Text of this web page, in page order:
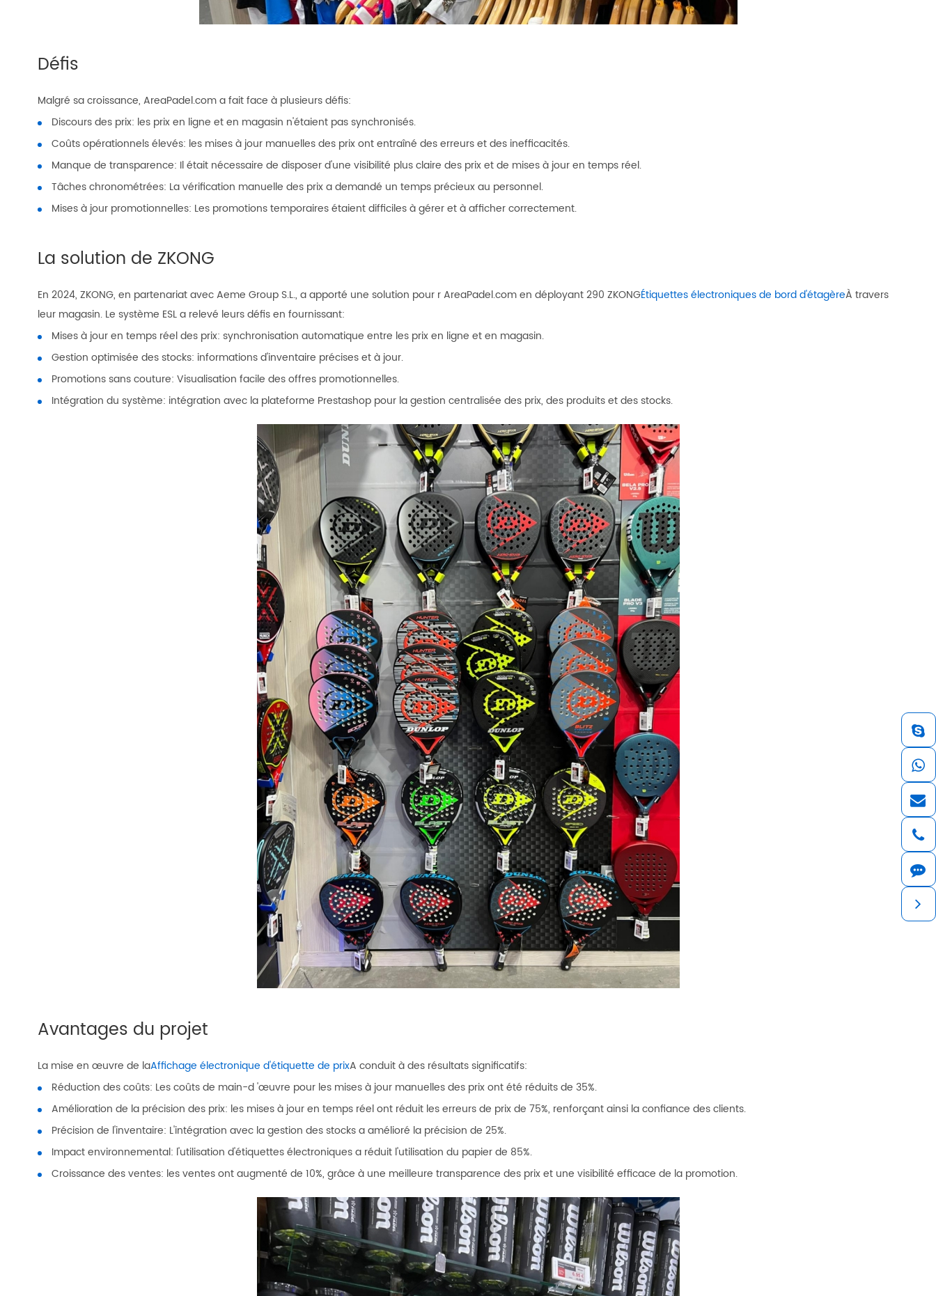
Défis
Malgré sa croissance, AreaPadel.com a fait face à plusieurs défis:
Discours des prix: les prix en ligne et en magasin n'étaient pas synchronisés.
Coûts opérationnels élevés: les mises à jour manuelles des prix ont entraîné des erreurs et des inefficacités.
Manque de transparence: Il était nécessaire de disposer d'une visibilité plus claire des prix et de mises à jour en temps réel.
Tâches chronométrées: La vérification manuelle des prix a demandé un temps précieux au personnel.
Mises à jour promotionnelles: Les promotions temporaires étaient difficiles à gérer et à afficher correctement.
La solution de ZKONG
En 2024, ZKONG, en partenariat avec Aeme Group S.L., a apporté une solution pour r AreaPadel.com en déployant 290 ZKONGÉtiquettes électroniques de bord d'étagèreÀ travers
leur magasin. Le système ESL a relevé leurs défis en fournissant:
Mises à jour en temps réel des prix: synchronisation automatique entre les prix en ligne et en magasin.
Gestion optimisée des stocks: informations d'inventaire précises et à jour.
Promotions sans couture: Visualisation facile des offres promotionnelles.
Intégration du système: intégration avec la plateforme Prestashop pour la gestion centralisée des prix, des produits et des stocks.
Avantages du projet
La mise en œuvre de laAffichage électronique d'étiquette de prixA conduit à des résultats significatifs:
Réduction des coûts: Les coûts de main-d 'œuvre pour les mises à jour manuelles des prix ont été réduits de 35%.
Amélioration de la précision des prix: les mises à jour en temps réel ont réduit les erreurs de prix de 75%, renforçant ainsi la confiance des clients.
Précision de l'inventaire: L'intégration avec la gestion des stocks a amélioré la précision de 25%.
Impact environnemental: l'utilisation d'étiquettes électroniques a réduit l'utilisation du papier de 85%.
Croissance des ventes: les ventes ont augmenté de 10%, grâce à une meilleure transparence des prix et une visibilité efficace de la promotion.